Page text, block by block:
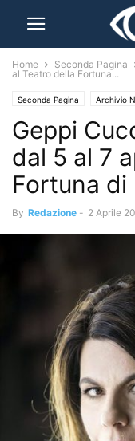
Home Seconda Pagina
al Teatro della Fortuna...
Seconda Pagina Archivio
Geppi
dal 5 al 7
Fortuna di
By Redazione - 2 Aprile